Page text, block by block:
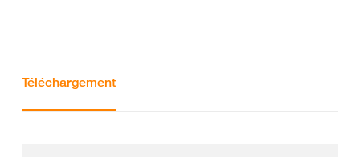
Téléchargement